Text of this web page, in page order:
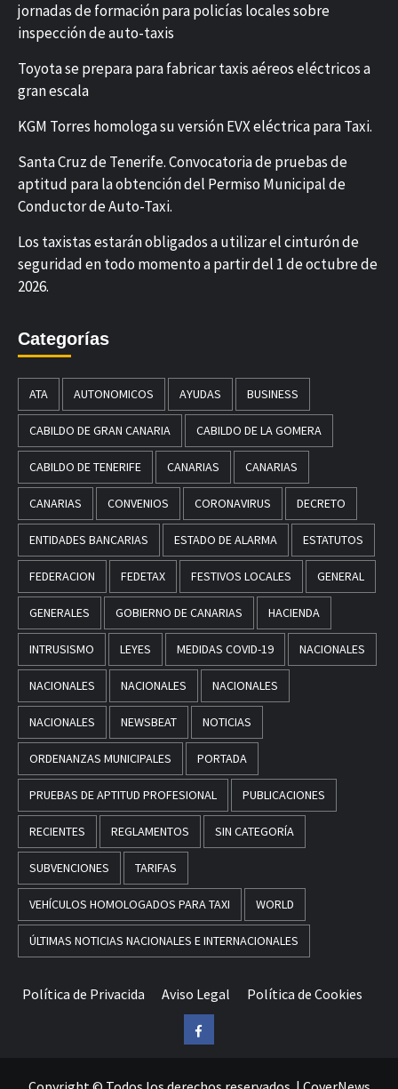
jornadas de formación para policías locales sobre
inspección de auto-taxis
Toyota se prepara para fabricar taxis aéreos eléctricos a
gran escala
KGM Torres homologa su versión EVX eléctrica para Taxi.
Santa Cruz de Tenerife. Convocatoria de pruebas de
aptitud para la obtención del Permiso Municipal de
Conductor de Auto-Taxi.
Los taxistas estarán obligados a utilizar el cinturón de
seguridad en todo momento a partir del 1 de octubre de
2026.
Categorías
ATA AUTONOMICOS AYUDAS BUSINESS
CABILDO DE GRAN CANARIA CABILDO DE LA GOMERA
CABILDO DE TENERIFE CANARIAS CANARIAS
CANARIAS CONVENIOS CORONAVIRUS DECRETO
ENTIDADES BANCARIAS ESTADO DE ALARMA ESTATUTOS
FEDERACION FEDETAX FESTIVOS LOCALES GENERAL
GENERALES GOBIERNO DE CANARIAS HACIENDA
INTRUSISMO LEYES MEDIDAS COVID-19 NACIONALES
NACIONALES NACIONALES NACIONALES
NACIONALES NEWSBEAT NOTICIAS
ORDENANZAS MUNICIPALES PORTADA
PRUEBAS DE APTITUD PROFESIONAL PUBLICACIONES
RECIENTES REGLAMENTOS SIN CATEGORÍA
SUBVENCIONES TARIFAS
VEHÍCULOS HOMOLOGADOS PARA TAXI WORLD
ÚLTIMAS NOTICIAS NACIONALES E INTERNACIONALES
Política de Privacida Aviso Legal Política de Cookies
Facebook